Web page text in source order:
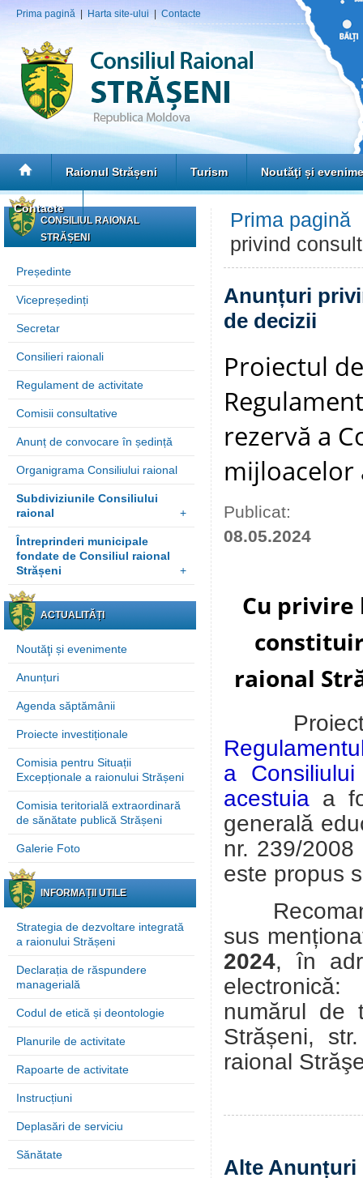
Prima pagină Harta site-ului Contacte
Raionul Strășeni Turism Noutăţi și
Contacte
CONSILIUL RAIONAL
STRĂȘENI
Președinte
Vicepreședinți
Secretar
Consilieri raionali
Regulament de activitate
Comisii consultative
Anunț de convocare în ședință
Organigrama Consiliului raional
Subdiviziunile Consiliului
raional
+
Întreprinderi municipale
fondate de Consiliul raional
Strășeni
+
ACTUALITĂȚI
Noutăţi și evenimente
Anunțuri
Agenda săptămânii
Proiecte investiționale
Comisia pentru Situații
Excepționale a raionului Strășeni
Comisia teritorială extraordinară
de sănătate publică Strășeni
Galerie Foto
INFORMAȚII UTILE
Strategia de dezvoltare integrată
a raionului Strășeni
Declarația de răspundere
managerială
Codul de etică și deontologie
Planurile de activitate
Rapoarte de activitate
Instrucțiuni
Deplasări de serviciu
Sănătate
Prima pagină
privind
Anunțuri
de decizii
Proiectul
rezervă a
mijloacelor
Publicat:
08.05.2024
Cu privire
raional
a
acestuia a
generală
nr. 239/
este propus
sus
2024, în
numărul de
Strășeni,
raional
Alte Anunțuri